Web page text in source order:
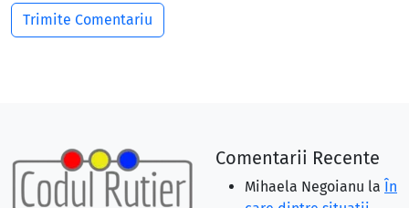
Comentarii Recente
Mihaela Negoianu la În